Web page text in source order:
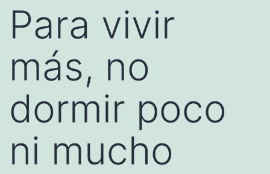
Para vivir
más, no
dormir poco
ni mucho